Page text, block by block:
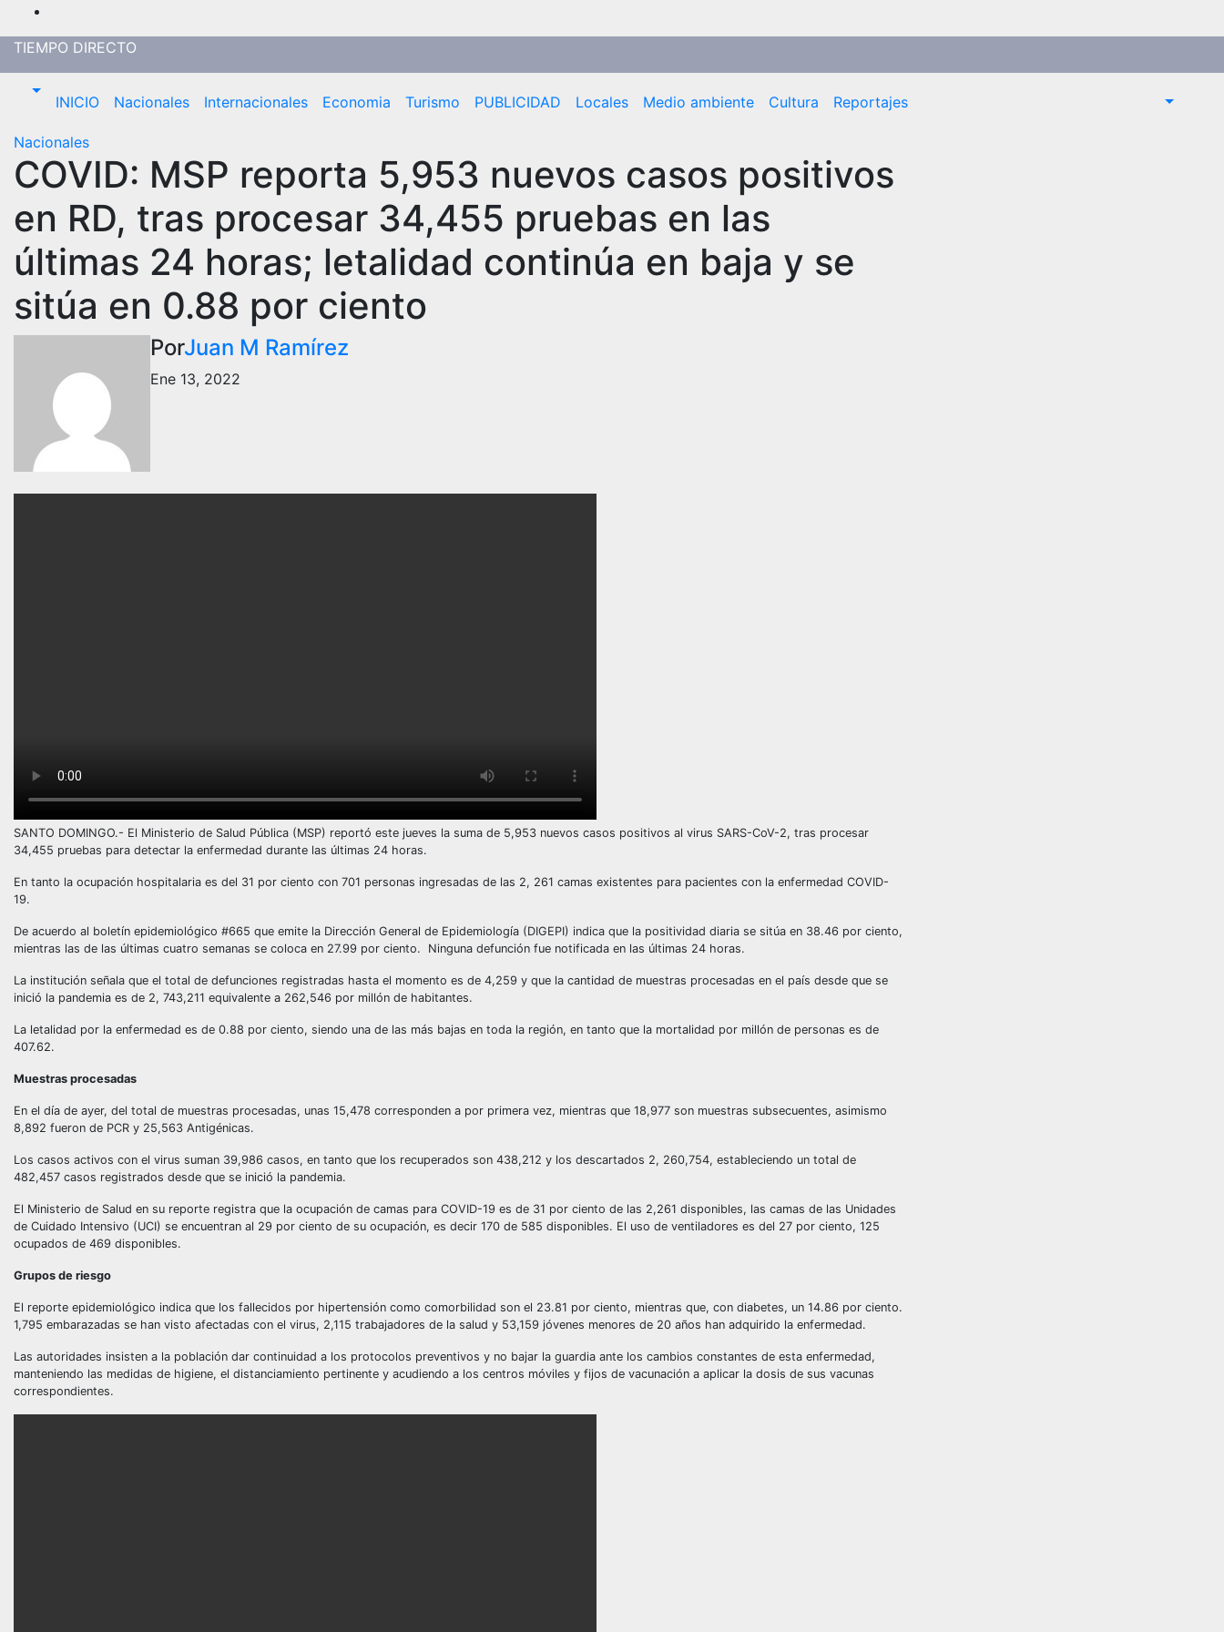
Saltar
al
contenido
TIEMPO DIRECTO
INICIO Nacionales Internacionales Economia Turismo PUBLICIDAD Locales Medio ambiente Cultura Reportajes
Nacionales
COVID: MSP reporta 5,953 nuevos casos positivos
en RD, tras procesar 34,455 pruebas en las
últimas 24 horas; letalidad continúa en baja y se
sitúa en 0.88 por ciento
PorJuan M Ramírez
Ene 13, 2022
SANTO DOMINGO.- El Ministerio de Salud Pública (MSP) reportó este jueves la suma de 5,953 nuevos casos positivos al virus SARS-CoV-2, tras procesar
34,455 pruebas para detectar la enfermedad durante las últimas 24 horas.
En tanto la ocupación hospitalaria es del 31 por ciento con 701 personas ingresadas de las 2, 261 camas existentes para pacientes con la enfermedad COVID-
19.
De acuerdo al boletín epidemiológico #665 que emite la Dirección General de Epidemiología (DIGEPI) indica que la positividad diaria se sitúa en 38.46 por ciento,
mientras las de las últimas cuatro semanas se coloca en 27.99 por ciento. Ninguna defunción fue notificada en las últimas 24 horas.
La institución señala que el total de defunciones registradas hasta el momento es de 4,259 y que la cantidad de muestras procesadas en el país desde que se
inició la pandemia es de 2, 743,211 equivalente a 262,546 por millón de habitantes.
La letalidad por la enfermedad es de 0.88 por ciento, siendo una de las más bajas en toda la región, en tanto que la mortalidad por millón de personas es de
407.62.
Muestras procesadas
En el día de ayer, del total de muestras procesadas, unas 15,478 corresponden a por primera vez, mientras que 18,977 son muestras subsecuentes, asimismo
8,892 fueron de PCR y 25,563 Antigénicas.
Los casos activos con el virus suman 39,986 casos, en tanto que los recuperados son 438,212 y los descartados 2, 260,754, estableciendo un total de
482,457 casos registrados desde que se inició la pandemia.
El Ministerio de Salud en su reporte registra que la ocupación de camas para COVID-19 es de 31 por ciento de las 2,261 disponibles, las camas de las Unidades
de Cuidado Intensivo (UCI) se encuentran al 29 por ciento de su ocupación, es decir 170 de 585 disponibles. El uso de ventiladores es del 27 por ciento, 125
ocupados de 469 disponibles.
Grupos de riesgo
El reporte epidemiológico indica que los fallecidos por hipertensión como comorbilidad son el 23.81 por ciento, mientras que, con diabetes, un 14.86 por ciento.
1,795 embarazadas se han visto afectadas con el virus, 2,115 trabajadores de la salud y 53,159 jóvenes menores de 20 años han adquirido la enfermedad.
Las autoridades insisten a la población dar continuidad a los protocolos preventivos y no bajar la guardia ante los cambios constantes de esta enfermedad,
manteniendo las medidas de higiene, el distanciamiento pertinente y acudiendo a los centros móviles y fijos de vacunación a aplicar la dosis de sus vacunas
correspondientes.